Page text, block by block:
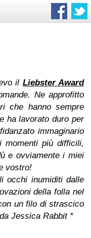
il Liebster Award
Ne approfitto
che hanno sempre
ha lavorato duro per
immaginario
più difficili,
e ovviamente i miei
vostro!
occhi inumiditi dalle
della folla nel
un filo di strascico
Jessica Rabbit *